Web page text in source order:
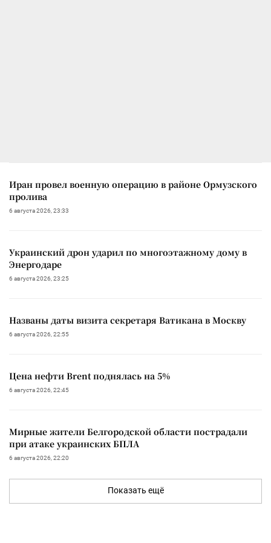
Иран провел военную операцию в районе Ормузского
пролива
6 августа 2026, 23:33
Украинский дрон ударил по многоэтажному дому в
Энергодаре
6 августа 2026, 23:25
Названы даты визита секретаря Ватикана в Москву
6 августа 2026, 22:55
Цена нефти Brent поднялась на 5%
6 августа 2026, 22:45
Мирные жители Белгородской области пострадали
при атаке украинских БПЛА
6 августа 2026, 22:20
Показать ещё